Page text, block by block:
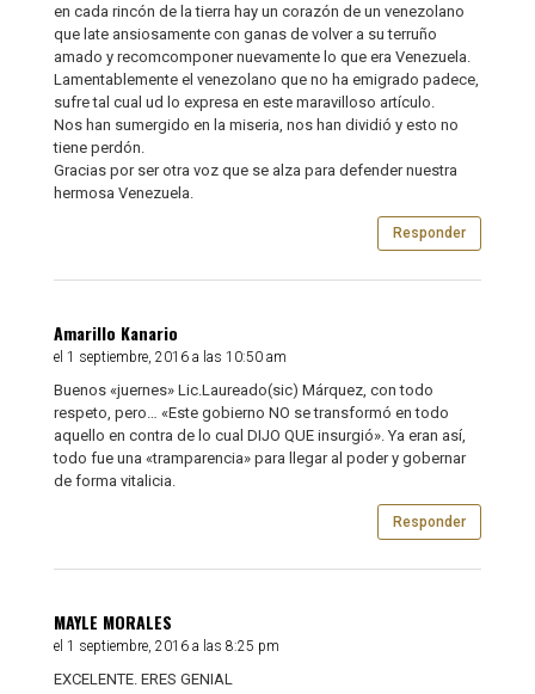
en cada rincón de la tierra hay un corazón de un venezolano
que late ansiosamente con ganas de volver a su terruño
amado y recomcomponer nuevamente lo que era Venezuela.
Lamentablemente el venezolano que no ha emigrado padece,
sufre tal cual ud lo expresa en este maravilloso artículo.
Nos han sumergido en la miseria, nos han dividió y esto no
tiene perdón.
Gracias por ser otra voz que se alza para defender nuestra
hermosa Venezuela.
Responder
Amarillo Kanario
el 1 septiembre, 2016 a las 10:50 am
Buenos «juernes» Lic.Laureado(sic) Márquez, con todo
respeto, pero… «Este gobierno NO se transformó en todo
aquello en contra de lo cual DIJO QUE insurgió». Ya eran así,
todo fue una «tramparencia» para llegar al poder y gobernar
de forma vitalicia.
Responder
MAYLE MORALES
el 1 septiembre, 2016 a las 8:25 pm
EXCELENTE. ERES GENIAL